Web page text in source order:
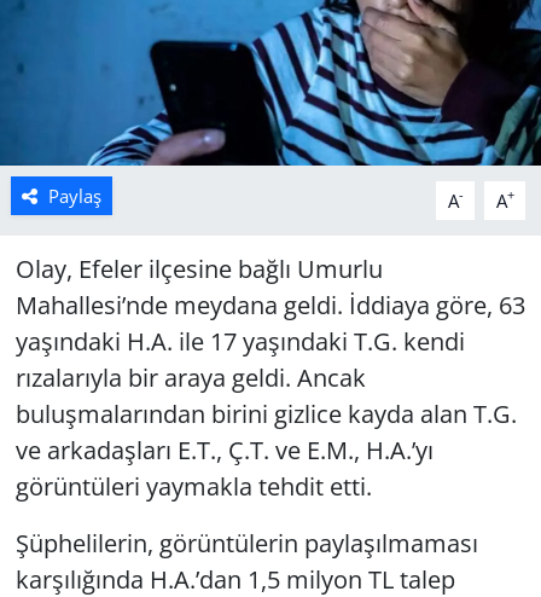
Paylaş A- A+
Olay, Efeler ilçesine bağlı Umurlu
Mahallesi’nde meydana geldi. İddiaya göre, 63
yaşındaki H.A. ile 17 yaşındaki T.G. kendi
rızalarıyla bir araya geldi. Ancak
buluşmalarından birini gizlice kayda alan T.G.
ve arkadaşları E.T., Ç.T. ve E.M., H.A.’yı
görüntüleri yaymakla tehdit etti.
Şüphelilerin, görüntülerin paylaşılmaması
karşılığında H.A.’dan 1,5 milyon TL talep